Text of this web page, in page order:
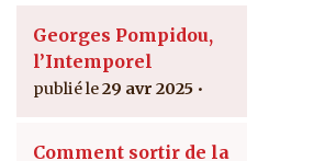
Georges Pompidou,
l’Intemporel
29 avr 2025
Comment sortir de la